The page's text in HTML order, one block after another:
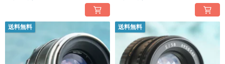
送料無料 送料無料